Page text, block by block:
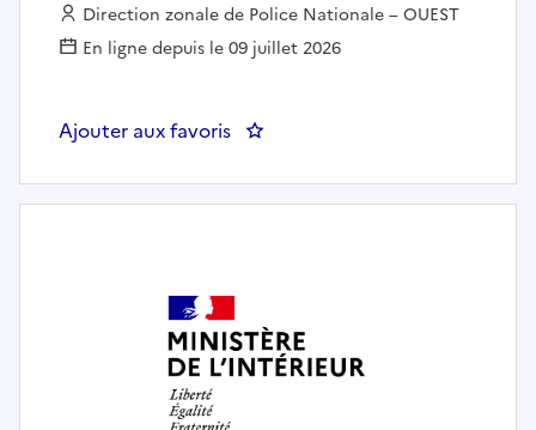
Employeur :
Direction zonale de Police Nationale – OUEST
En ligne depuis le 09 juillet 2026
Ajouter aux favoris : Assistant de formation au